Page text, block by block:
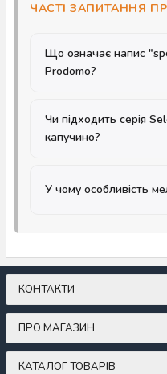
ЧАСТІ ЗАПИТАННЯ
Що означає напис
Prodomo?
Чи підходить серія
капучино?
У чому особливість
КОНТАКТИ
ПРО МАГАЗИН
КАТАЛОГ ТОВАРІВ